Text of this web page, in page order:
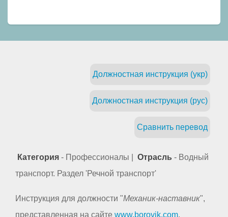
Должностная инструкция (укр)
Должностная инструкция (рус)
Сравнить перевод
Категория - Профессионалы | Отрасль - Водный
транспорт. Раздел 'Речной транспорт'
Инструкция для должности "Механик-наставник",
представленная на сайте www.borovik.com,